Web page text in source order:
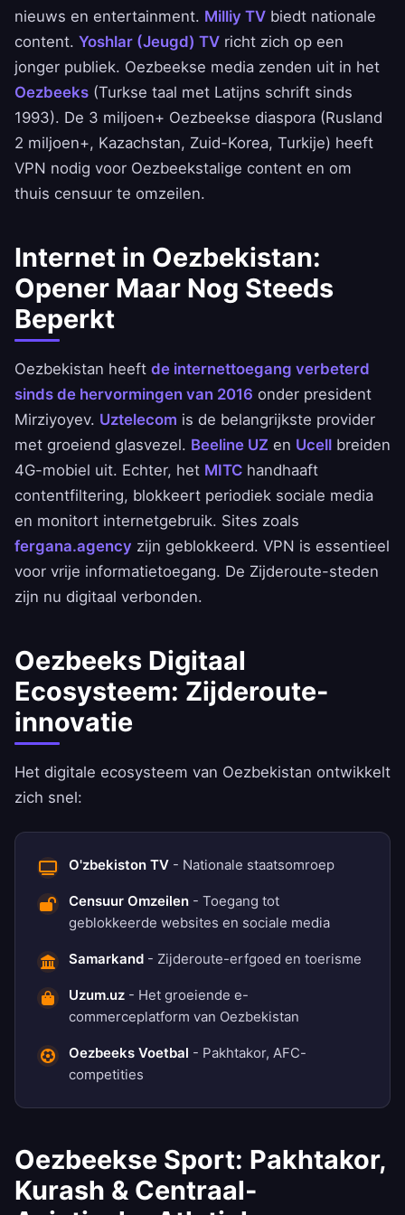
nieuws en entertainment. Milliy TV biedt nationale
content. Yoshlar (Jeugd) TV richt zich op een
jonger publiek. Oezbeekse media zenden uit in het
Oezbeeks (Turkse taal met Latijns schrift sinds
1993). De 3 miljoen+ Oezbeekse diaspora (Rusland
2 miljoen+, Kazachstan, Zuid-Korea, Turkije) heeft
VPN nodig voor Oezbeekstalige content en om
thuis censuur te omzeilen.
Internet in Oezbekistan:
Opener Maar Nog Steeds
Beperkt
Oezbekistan heeft de internettoegang verbeterd
sinds de hervormingen van 2016 onder president
Mirziyoyev. Uztelecom is de belangrijkste provider
met groeiend glasvezel. Beeline UZ en Ucell breiden
4G-mobiel uit. Echter, het MITC handhaaft
contentfiltering, blokkeert periodiek sociale media
en monitort internetgebruik. Sites zoals
fergana.agency zijn geblokkeerd. VPN is essentieel
voor vrije informatietoegang. De Zijderoute-steden
zijn nu digitaal verbonden.
Oezbeeks Digitaal
Ecosysteem: Zijderoute-
innovatie
Het digitale ecosysteem van Oezbekistan ontwikkelt
zich snel:
O'zbekiston TV - Nationale staatsomroep
Censuur Omzeilen - Toegang tot
geblokkeerde websites en sociale media
Samarkand - Zijderoute-erfgoed en toerisme
Uzum.uz - Het groeiende e-
commerceplatform van Oezbekistan
Oezbeeks Voetbal - Pakhtakor, AFC-
competities
Oezbeekse Sport: Pakhtakor,
Kurash & Centraal-